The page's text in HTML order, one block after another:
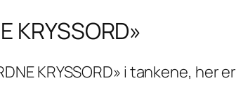
KRYSSORD» i tankene, her